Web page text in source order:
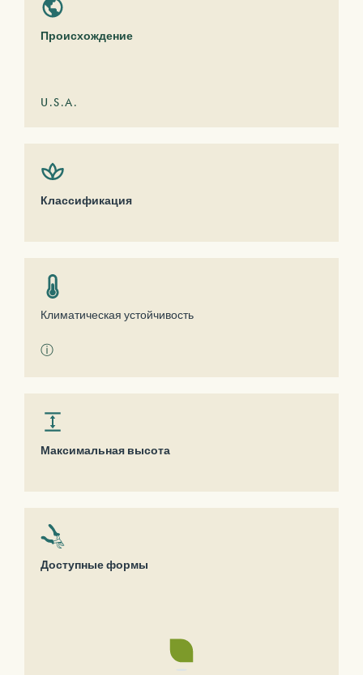
Происхождение
U.S.A.
Классификация
Климатическая устойчивость
ⓘ
Максимальная высота
Доступные формы